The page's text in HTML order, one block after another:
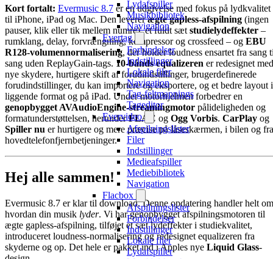
Lydafspiller
Musikbibliotek
Navigation
Evertag
Forbindelser
Indstillinger
Lokale filer
Navigation
Tag-feltmappings
Tageditor
Evervideo
Afspilningslister
Filer
Indstillinger
Medieafspiller
Mediebibliotek
Navigation
Flacbox
Afspilningslister
Forbindelser
Indstillinger
Lokale filer
Lydafspiller
Kort fortalt: Evermusic 8.7 er en udgivelse med fokus på lydkvalitet
til iPhone, iPad og Mac. Den levererægte gapless-afspilning (ingen
pauser, klik eller tik mellem numre), et fuldt sæt studielydeffekter –
rumklang, delay, forvrængning, kompressor og crossfeed – og EBU
R128-volumennormalisering, der holder loudness ensartet fra sang
sang uden ReplayGain-tags. 10-bånds equalizeren er redesignet med
nye skydere, hurtigere skift af forudindstillinger, brugerdefinerede
forudindstillinger, du kan importere og eksportere, og et bedre layout i
liggende format og på iPad. Under motorhjelmen forbedrer en
genopbygget AVAudioEngine-streamingmotor pålideligheden og
formatunderstøttelsen, herunderFLAC og Ogg Vorbis. CarPlay og
Spiller nu er hurtigere og mere præcise på låseskærmen, i bilen og fra
hovedtelefonfjernbetjeninger.
Hej alle sammen!
Evermusic 8.7 er klar til download. Denne opdatering handler helt
hvordan din musik lyder. Vi har genopbygget afspilningsmotoren til
ægte gapless-afspilning, tilføjet et sæt lydeffekter i studiekvalitet,
introduceret loudness-normalisering og redesignet equalizeren fra
skyderne og op. Det hele er pakket ind i Apples nye Liquid Glass-